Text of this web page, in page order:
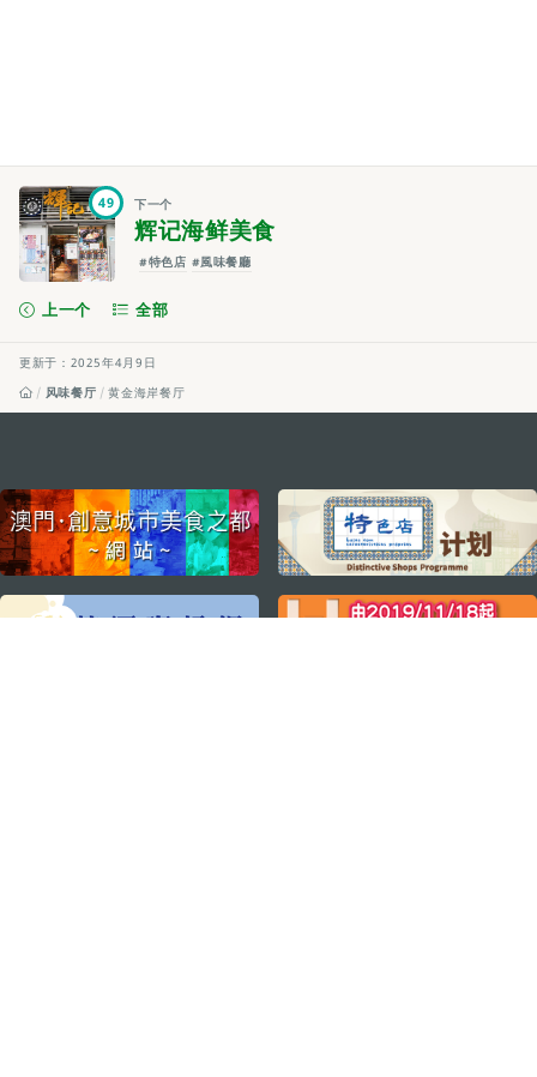
49 下一个
辉记海鲜美食
#特色店 #風味餐廳
上一个 全部
更新于：2025年4月9日
风味餐厅
黄金海岸餐厅
external links